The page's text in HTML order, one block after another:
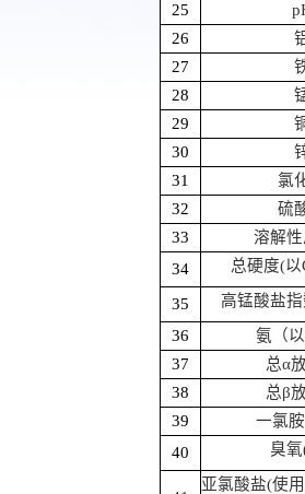
25
26
27
28
29
30
31
氯
32
硫
33
溶解
34
总硬度(以
35
高锰酸盐指
36 氨（以
37 总α
38 总β
39 一氯胺
40
臭氧
亚氯酸盐(使